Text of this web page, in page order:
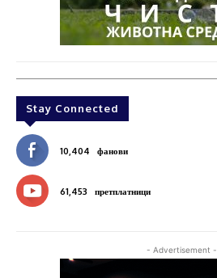
Stay Connected
10,404 фанови
61,453 претплатници
- Advertisement -